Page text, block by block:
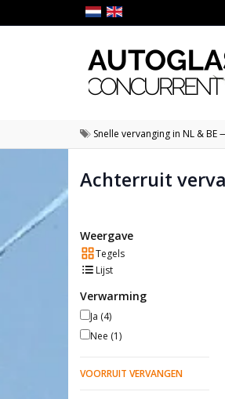
Snelle vervanging in NL &
Achterruit
Weergave
Tegels
Lijst
Verwarming
Ja (4)
Nee (1)
VOORRUIT VERVANGEN